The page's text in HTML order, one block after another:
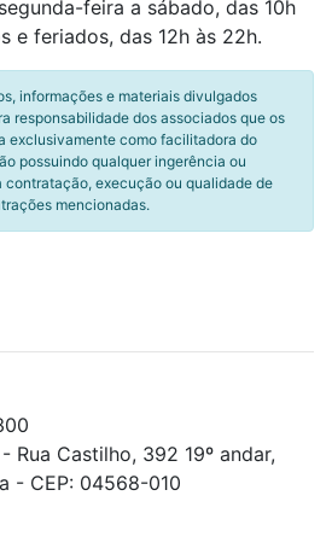
feira a sábado, das 10h
e feriados, das 12h às 22h.
informações e materiais divulgados
responsabilidade dos associados que os
exclusivamente como facilitadora do
possuindo qualquer ingerência ou
contratação, execução ou qualidade de
mencionadas.
Rua Castilho, 392 19º andar,
- CEP: 04568-010